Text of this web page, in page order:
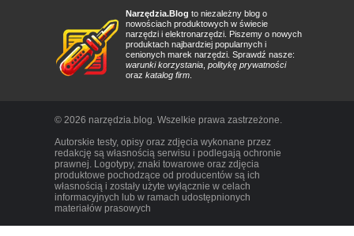
Narzędzia.Blog to niezależny blog o
nowościach produktowych w świecie
narzędzi i elektronarzędzi. Piszemy o nowych
produktach najbardziej popularnych i
cenionych marek narzędzi. Sprawdź nasze:
warunki korzystania politykę prywatności
oraz katalog firm
© 2026 narzędzia.blog. Wszelkie prawa zastrzeżone.
Autorskie testy, opisy oraz zdjęcia wykonane przez
redakcję są własnością serwisu i podlegają ochronie
prawnej. Logotypy, znaki towarowe oraz zdjęcia
produktowe pochodzące od producentów są ich
własnością i zostały użyte wyłącznie w celach
informacyjnych lub w ramach udostępnionych
materiałów prasowych